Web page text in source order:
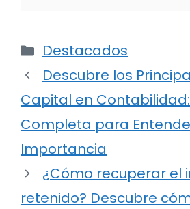
Categorías
Destacados
Descubre los
Capital en
Completa para
Importancia
¿Cómo recuperar el
retenido? Descubre